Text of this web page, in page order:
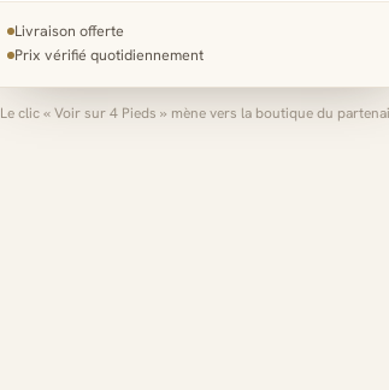
Livraison offerte
Prix vérifié quotidiennement
Le clic « Voir sur 4 Pieds » mène vers la boutique du